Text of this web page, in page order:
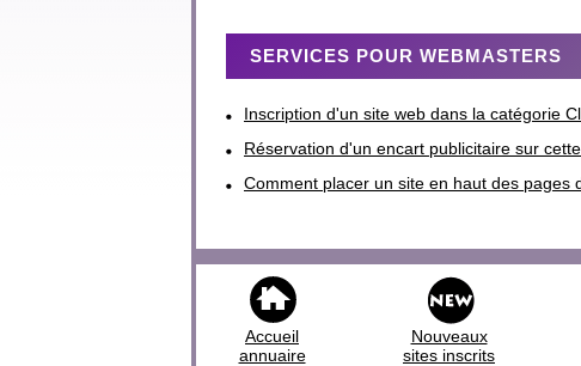
SERVICES POUR WEBMASTERS
Inscription d'un site web dans la catégorie
Réservation d'un encart publicitaire sur
Comment placer un site en haut des pages
Accueil
annuaire
Nouveaux
sites inscrits